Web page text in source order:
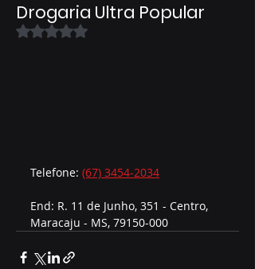
Drogaria Ultra Popular
Avaliado com NaN de 5 estrelas.
Telefone: (67) 3454-2034
End: R. 11 de Junho, 351 - Centro,
Maracaju - MS, 79150-000